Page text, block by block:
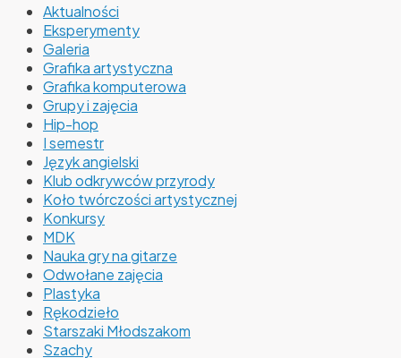
Aktualności
Eksperymenty
Galeria
Grafika artystyczna
Grafika komputerowa
Grupy i zajęcia
Hip-hop
I semestr
Język angielski
Klub odkrywców przyrody
Koło twórczości artystycznej
Konkursy
MDK
Nauka gry na gitarze
Odwołane zajęcia
Plastyka
Rękodzieło
Starszaki Młodszakom
Szachy